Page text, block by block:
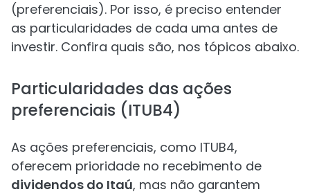
(preferenciais). Por isso, é preciso entender
as particularidades de cada uma antes de
investir. Confira quais são, nos tópicos abaixo.
Particularidades das ações
preferenciais (ITUB4)
As ações preferenciais, como ITUB4,
oferecem prioridade no recebimento de
dividendos do Itaú, mas não garantem